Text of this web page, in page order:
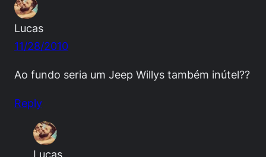
Lucas
11/28/2010
Ao fundo seria um Jeep Willys também inútel??
Reply
Lucas